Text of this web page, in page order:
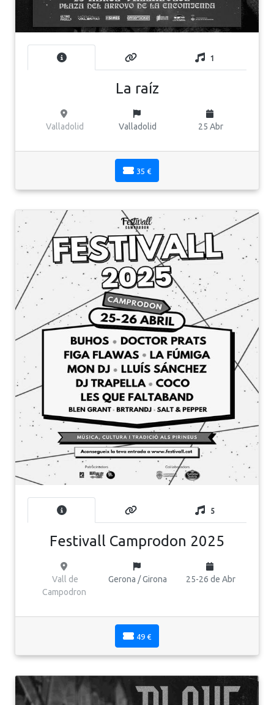
1
La raíz
Valladolid Valladolid 25 Abr
35 €
5
Festivall Camprodon 2025
Vall de
Campodron
Gerona / Girona 25-26 de Abr
49 €